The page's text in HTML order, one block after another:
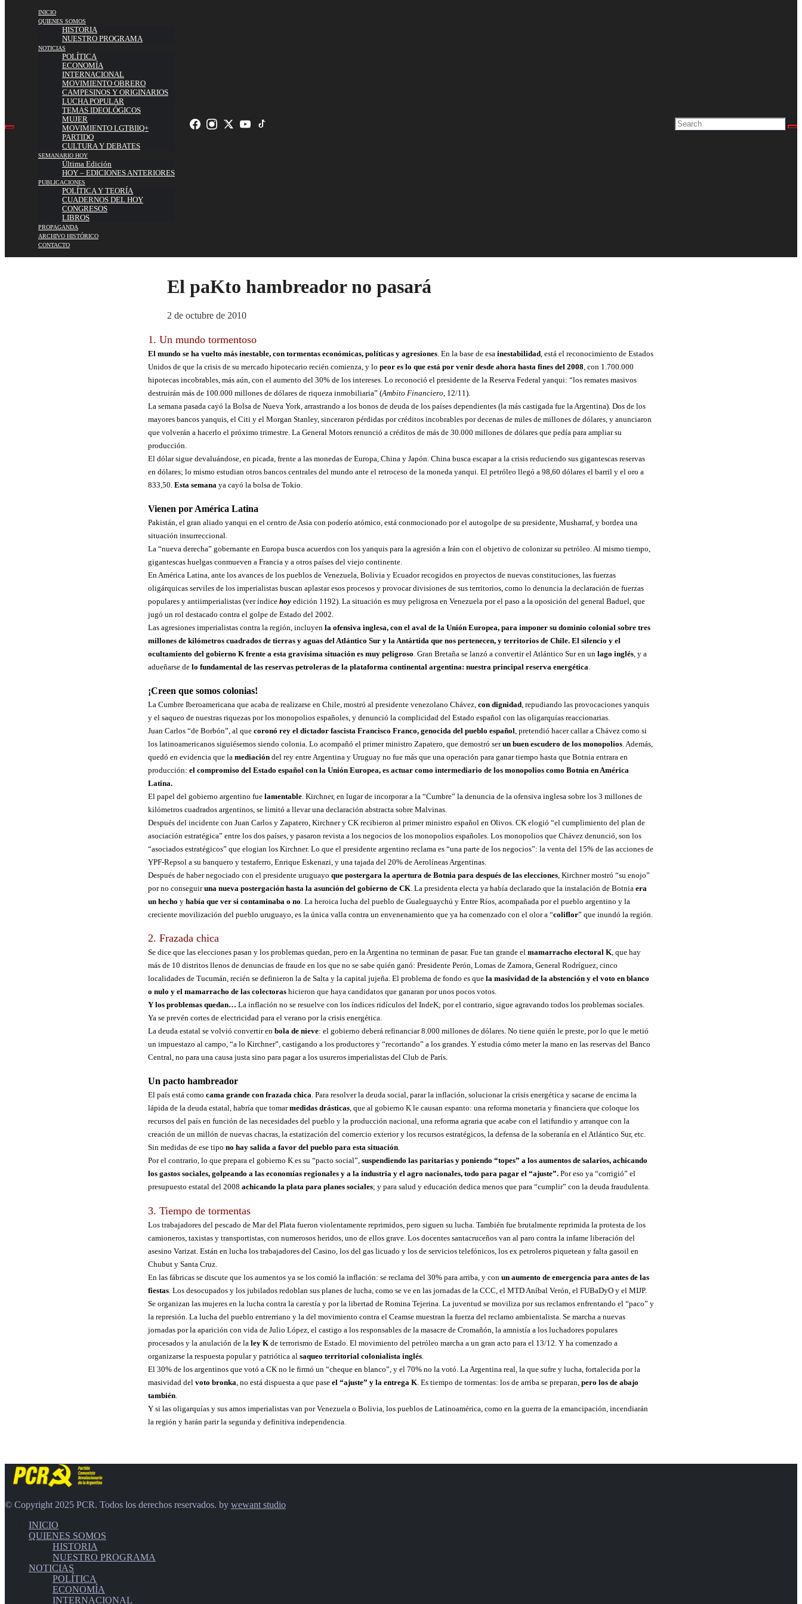
INICIO
QUIENES SOMOS
HISTORIA
NUESTRO PROGRAMA
NOTICIAS
POLÍTICA
ECONOMÍA
INTERNACIONAL
MOVIMIENTO OBRERO
CAMPESINOS Y ORIGINARIOS
LUCHA POPULAR
TEMAS IDEOLÓGICOS
MUJER
MOVIMIENTO LGTBIIQ+
PARTIDO
CULTURA Y DEBATES
SEMANARIO HOY
Última Edición
HOY – EDICIONES ANTERIORES
PUBLICACIONES
POLÍTICA Y TEORÍA
CUADERNOS DEL HOY
CONGRESOS
LIBROS
PROPAGANDA
ARCHIVO HISTÓRICO
CONTACTO
El paKto hambreador no pasará
2 de octubre de 2010
1. Un mundo tormentoso
El mundo se ha vuelto más inestable, con tormentas económicas, políticas y agresiones . En la base de esa inestabilidad , está el reconocimiento de Estados
Unidos de que la crisis de su mercado hipotecario recién comienza, y lo peor es lo que está por venir desde ahora hasta fines del 2008 , con 1.700.000
hipotecas incobrables, más aún, con el aumento del 30% de los intereses. Lo reconoció el presidente de la Reserva Federal yanqui: “los remates masivos
destruirán más de 100.000 millones de dólares de riqueza inmobiliaria” (Ambito Financiero , 12/11).
La semana pasada cayó la Bolsa de Nueva York, arrastrando a los bonos de deuda de los países dependientes (la más castigada fue la Argentina). Dos de los
mayores bancos yanquis, el Citi y el Morgan Stanley, sinceraron pérdidas por créditos incobrables por decenas de miles de millones de dólares, y anunciaron
que volverán a hacerlo el próximo trimestre. La General Motors renunció a créditos de más de 30.000 millones de dólares que pedía para ampliar su
producción.
El dólar sigue devaluándose, en picada, frente a las monedas de Europa, China y Japón. China busca escapar a la crisis reduciendo sus gigantescas reservas
en dólares; lo mismo estudian otros bancos centrales del mundo ante el retroceso de la moneda yanqui. El petróleo llegó a 98,60 dólares el barril y el oro a
833,50. Esta semana ya cayó la bolsa de Tokio.
Vienen por América Latina
Pakistán, el gran aliado yanqui en el centro de Asia con poderío atómico, está conmocionado por el autogolpe de su presidente, Musharraf, y bordea una
situación insurreccional.
La “nueva derecha” gobernante en Europa busca acuerdos con los yanquis para la agresión a Irán con el objetivo de colonizar su petróleo. Al mismo tiempo,
gigantescas huelgas conmueven a Francia y a otros países del viejo continente.
En América Latina, ante los avances de los pueblos de Venezuela, Bolivia y Ecuador recogidos en proyectos de nuevas constituciones, las fuerzas
oligárquicas serviles de los imperialistas buscan aplastar esos procesos y provocar divisiones de sus territorios, como lo denuncia la declaración de fuerzas
populares y antiimperialistas (ver índice hoy edición 1192). La situación es muy peligrosa en Venezuela por el paso a la oposición del general Baduel, que
jugó un rol destacado contra el golpe de Estado del 2002.
Las agresiones imperialistas contra la región, incluyen la ofensiva inglesa, con el aval de la Unión Europea, para imponer su dominio colonial sobre tres
millones de kilómetros cuadrados de tierras y aguas del Atlántico Sur y la Antártida que nos pertenecen, y territorios de Chile. El silencio y el
ocultamiento del gobierno K frente a esta gravísima situación es muy peligroso . Gran Bretaña se lanzó a convertir el Atlántico Sur en un lago inglés , y a
adueñarse de lo fundamental de las reservas petroleras de la plataforma continental argentina: nuestra principal reserva energética
¡Creen que somos colonias!
La Cumbre Iberoamericana que acaba de realizarse en Chile, mostró al presidente venezolano Chávez, con dignidad, repudiando las provocaciones yanquis
y el saqueo de nuestras riquezas por los monopolios españoles, y denunció la complicidad del Estado español con las oligarquías reaccionarias.
Juan Carlos “de Borbón”, al que coronó rey el dictador fascista Francisco Franco, genocida del pueblo español, pretendió hacer callar a Chávez como si
los latinoamericanos siguiésemos siendo colonia. Lo acompañó el primer ministro Zapatero, que demostró serun buen escudero de los monopolios. Además,
quedó en evidencia que la mediación del rey entre Argentina y Uruguay no fue más que una operación para ganar tiempo hasta que Botnia entrara en
producción: el compromiso del Estado español con la Unión Europea, es actuar como intermediario de los monopolios como Botnia en América
Latina.
El papel del gobierno argentino fue lamentable. Kirchner, en lugar de incorporar a la “Cumbre” la denuncia de la ofensiva inglesa sobre los 3 millones de
kilómetros cuadrados argentinos, se limitó a llevar una declaración abstracta sobre Malvinas.
Después del incidente con Juan Carlos y Zapatero, Kirchner y CK recibieron al primer ministro español en Olivos. CK elogió “el cumplimiento del plan de
asociación estratégica” entre los dos países, y pasaron revista a los negocios de los monopolios españoles. Los monopolios que Chávez denunció, son los
“asociados estratégicos” que elogian los Kirchner. Lo que el presidente argentino reclama es “una parte de los negocios”: la venta del 15% de las acciones de
YPF-Repsol a su banquero y testaferro, Enrique Eskenazi, y una tajada del 20% de Aerolíneas Argentinas.
Después de haber negociado con el presidente uruguayo que postergara la apertura de Botnia para después de las elecciones, Kirchner mostró “su enojo”
por no conseguiruna nueva postergación hasta la asunción del gobierno de CK. La presidenta electa ya había declarado que la instalación de Botnia era
un hecho y había que ver si contaminaba o no. La heroica lucha del pueblo de Gualeguaychú y Entre Ríos, acompañada por el pueblo argentino y la
creciente movilización del pueblo uruguayo, es la única valla contra un envenenamiento que ya ha comenzado con el olor a “coliflor” que inundó la región.
2. Frazada chica
Se dice que las elecciones pasan y los problemas quedan, pero en la Argentina no terminan de pasar. Fue tan grande el mamarracho electoral K, que hay
más de 10 distritos llenos de denuncias de fraude en los que no se sabe quién ganó: Presidente Perón, Lomas de Zamora, General Rodríguez, cinco
localidades de Tucumán, recién se definieron la de Salta y la capital jujeña. El problema de fondo es que la masividad de la abstención y el voto en blanco
o nulo y el mamarracho de las colectoras hicieron que haya candidatos que ganaran por unos pocos votos.
Y los problemas quedan… La inflación no se resuelve con los índices ridículos del IndeK; por el contrario, sigue agravando todos los problemas sociales.
Ya se prevén cortes de electricidad para el verano por la crisis energética.
La deuda estatal se volvió convertir en bola de nieve: el gobierno deberá refinanciar 8.000 millones de dólares. No tiene quién le preste, por lo que le metió
un impuestazo al campo, “a lo Kirchner”, castigando a los productores y “recortando” a los grandes. Y estudia cómo meter la mano en las reservas del Banco
Central, no para una causa justa sino para pagar a los usureros imperialistas del Club de París.
Un pacto hambreador
El país está como cama grande con frazada chica. Para resolver la deuda social, parar la inflación, solucionar la crisis energética y sacarse de encima la
lápida de la deuda estatal, habría que tomarmedidas drásticas, que al gobierno K le causan espanto: una reforma monetaria y financiera que coloque los
recursos del país en función de las necesidades del pueblo y la producción nacional, una reforma agraria que acabe con el latifundio y arranque con la
creación de un millón de nuevas chacras, la estatización del comercio exterior y los recursos estratégicos, la defensa de la soberanía en el Atlántico Sur, etc.
Sin medidas de ese tipo no hay salida a favor del pueblo para esta situación.
Por el contrario, lo que prepara el gobierno K es su “pacto social”, suspendiendo las paritarias y poniendo “topes” a los aumentos de salarios, achicando
los gastos sociales, golpeando a las economías regionales y a la industria y el agro nacionales, todo para pagar el “ajuste”. Por eso ya “corrigió” el
presupuesto estatal del 2008 achicando la plata para planes sociales; y para salud y educación dedica menos que para “cumplir” con la deuda fraudulenta.
3. Tiempo de tormentas
Los trabajadores del pescado de Mar del Plata fueron violentamente reprimidos, pero siguen su lucha. También fue brutalmente reprimida la protesta de los
camioneros, taxistas y transportistas, con numerosos heridos, uno de ellos grave. Los docentes santacruceños van al paro contra la infame liberación del
asesino Varizat. Están en lucha los trabajadores del Casino, los del gas licuado y los de servicios telefónicos, los ex petroleros piquetean y falta gasoil en
Chubut y Santa Cruz.
En las fábricas se discute que los aumentos ya se los comió la inflación: se reclama del 30% para arriba, y con un aumento de emergencia para antes de las
fiestas . Los desocupados y los jubilados redoblan sus planes de lucha, como se ve en las jornadas de la CCC, el MTD Aníbal Verón, el FUBaDyO y el MIJP.
Se organizan las mujeres en la lucha contra la carestía y por la libertad de Romina Tejerina. La juventud se moviliza por sus reclamos enfrentando el “paco” y
la represión. La lucha del pueblo entrerriano y la del movimiento contra el Ceamse muestran la fuerza del reclamo ambientalista. Se marcha a nuevas
jornadas por la aparición con vida de Julio López, el castigo a los responsables de la masacre de Cromañón, la amnistía a los luchadores populares
procesados y la anulación de la ley K de terrorismo de Estado. El movimiento del petróleo marcha a un gran acto para el 13/12. Y ha comenzado a
organizarse la respuesta popular y patriótica al saqueo territorial colonialista inglés
El 30% de los argentinos que votó a CK no le firmó un “cheque en blanco”, y el 70% no la votó. La Argentina real, la que sufre y lucha, fortalecida por la
masividad del voto bronka , no está dispuesta a que pase el “ajuste” y la entrega K . Es tiempo de tormentas: los de arriba se preparan, pero los de abajo
también
Y si las oligarquías y sus amos imperialistas van por Venezuela o Bolivia, los pueblos de Latinoamérica, como en la guerra de la emancipación, incendiarán
la región y harán parir la segunda y definitiva independencia.
© Copyright 2025 PCR. Todos los derechos reservados. by wewant studio
INICIO
QUIENES SOMOS
HISTORIA
NUESTRO PROGRAMA
NOTICIAS
POLÍTICA
ECONOMÍA
INTERNACIONAL